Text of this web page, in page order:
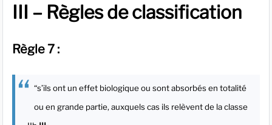
III – Règles de classification
Règle 7 :
“s’ils ont un effet biologique ou sont absorbés en totalité
ou en grande partie, auxquels cas ils relèvent de la classe